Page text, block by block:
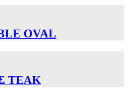
OVAL
TEAK